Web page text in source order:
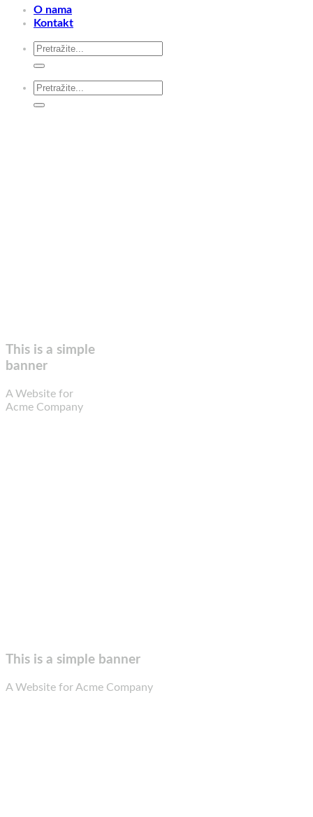
O nama
Kontakt
Search
Search
This is a simple
banner
A Website for
Acme Company
This is a simple banner
A Website for Acme Company